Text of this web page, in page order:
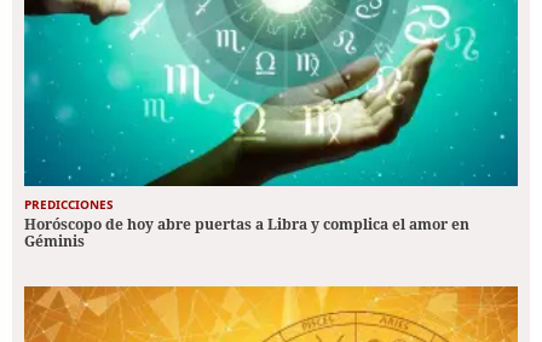
PREDICCIONES
Horóscopo de hoy abre puertas a Libra y complica el amor en
Géminis